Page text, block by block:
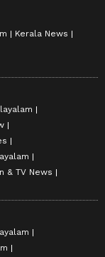
Kerala News
& TV News